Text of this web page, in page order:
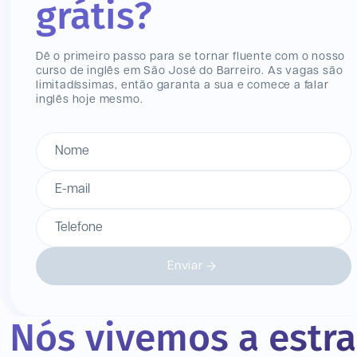
grátis?
Dê o primeiro passo para se tornar fluente com o nosso
curso de inglês em São José do Barreiro. As vagas são
limitadíssimas, então garanta a sua e comece a falar
inglês hoje mesmo.
Nome
E-mail
Telefone
Enviar
Nós vivemos a